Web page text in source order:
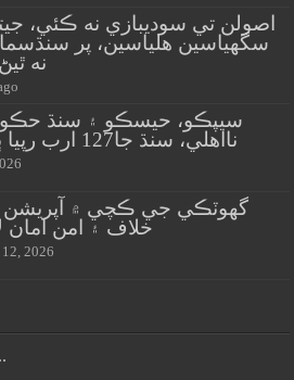
سگهياسين هلياسين، پر
نه
سيپڪو، حيسڪو ۽ سنڌ
نااهلي، سنڌ جا127 ارب رپيا ٻڏي ويا؟
گهوٽڪي جي ڪچي ۾ آپريشن
خلاف ۽ امن امان
2026